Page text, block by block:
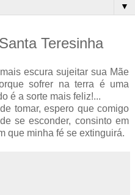
▼
Teresinha
escura sujeitar sua Mãe
sofrer na terra é uma
é a sorte mais feliz!...
tomar, espero que comigo
se esconder, consinto em
que minha fé se extinguirá.